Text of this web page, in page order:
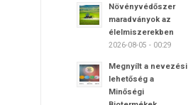
Növényvédőszer
maradványok az
élelmiszerekben
2026-08-05 - 00:29
Megnyílt a nevezési
lehetőség a
Minőségi